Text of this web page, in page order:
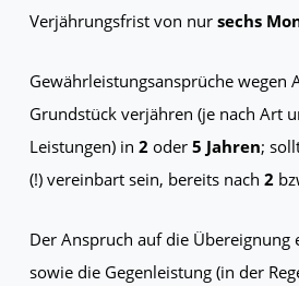
Verjährungsfrist von nur sechs
Gewährleistungsansprüche wegen
Grundstück verjähren (je nach Art
Leistungen) in 2 oder 5 Jahren;
(!) vereinbart sein, bereits nach 2
Der Anspruch auf die Übereignung
sowie die Gegenleistung (in der